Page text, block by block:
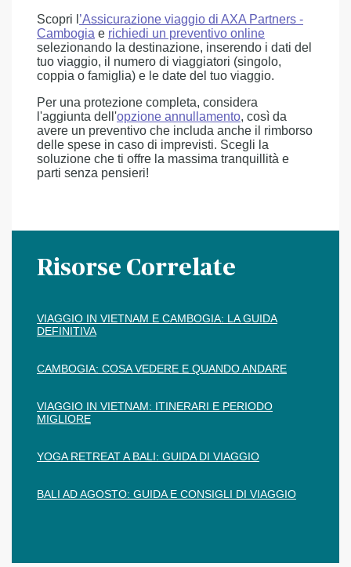
Scopri l ’Assicurazione viaggio di AXA Partners -
Cambogia e richiedi un preventivo online
selezionando la destinazione, inserendo i dati del
tuo viaggio, il numero di viaggiatori (singolo,
coppia o famiglia) e le date del tuo viaggio.
Per una protezione completa, considera
l'aggiunta dell'opzione annullamento, così da
avere un preventivo che includa anche il rimborso
delle spese in caso di imprevisti. Scegli la
soluzione che ti offre la massima tranquillità e
parti senza pensieri!
Risorse Correlate
VIAGGIO IN VIETNAM E CAMBOGIA: LA GUIDA
DEFINITIVA
CAMBOGIA: COSA VEDERE E QUANDO ANDARE
VIAGGIO IN VIETNAM: ITINERARI E PERIODO
MIGLIORE
YOGA RETREAT A BALI: GUIDA DI VIAGGIO
BALI AD AGOSTO: GUIDA E CONSIGLI DI VIAGGIO